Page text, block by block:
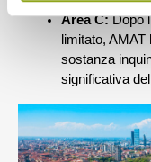
Area C: Dopo
limitato, AMAT
sostanza
significativa